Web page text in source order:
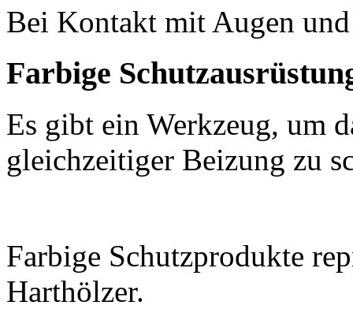
Bei Kontakt mit Augen
Farbige
Es gibt ein Werkzeug, um
gleichzeitiger Beizung zu
Farbige Schutzprodukte
Harthölzer.